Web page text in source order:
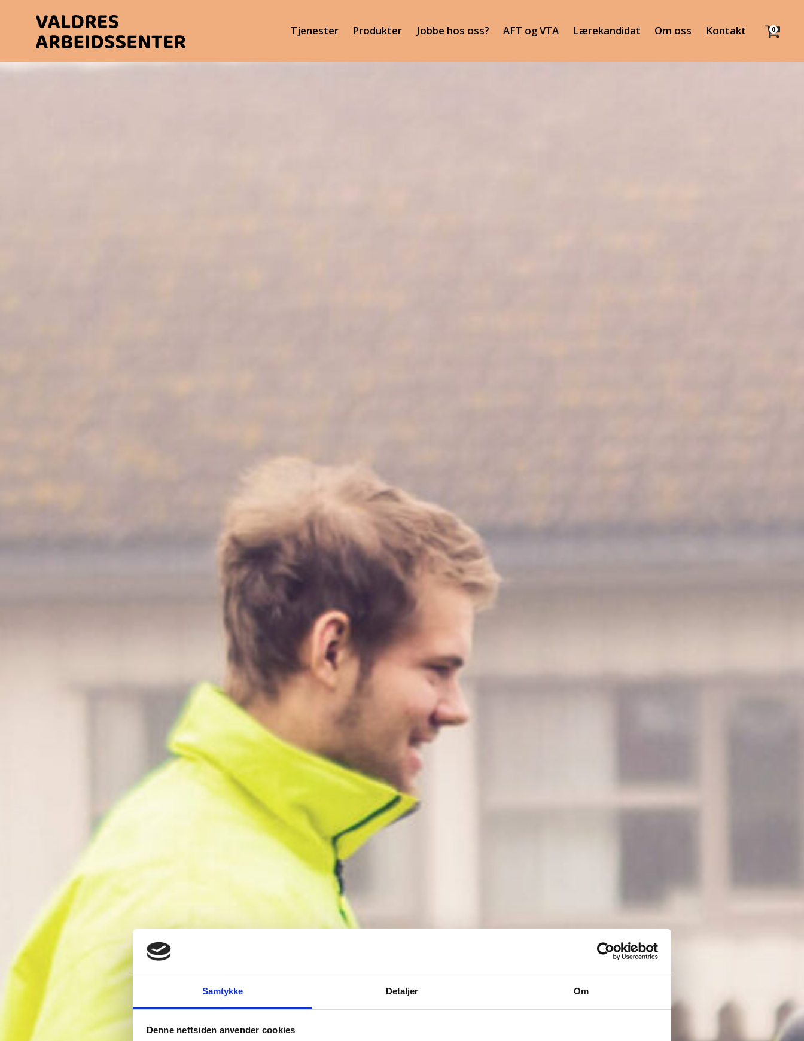
Samtykke Detaljer Om
Denne nettsiden anvender cookies
Tjenester Produkter Jobbe hos oss? AFT og VTA Lærekandidat Om oss Kontakt 0